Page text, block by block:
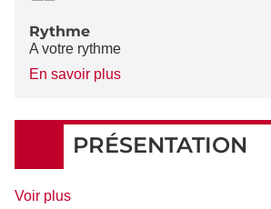
Rythme
A votre rythme
En savoir plusà
Rythme
PRÉSENTATION
Voir plusde